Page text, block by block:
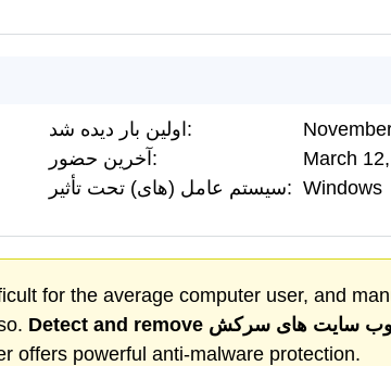
اولین بار دیده شد:
آخرین حضور:
March
سیستم عامل (های) تحت تأثیر: Windows
for the average computer user, and
Detect and remove وب سایت های سرکش
offers powerful anti-malware protection.